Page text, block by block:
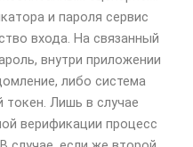
и пароля сервис
входа. На связанный
внутри приложении
либо система
Лишь в случае
верификации процесс